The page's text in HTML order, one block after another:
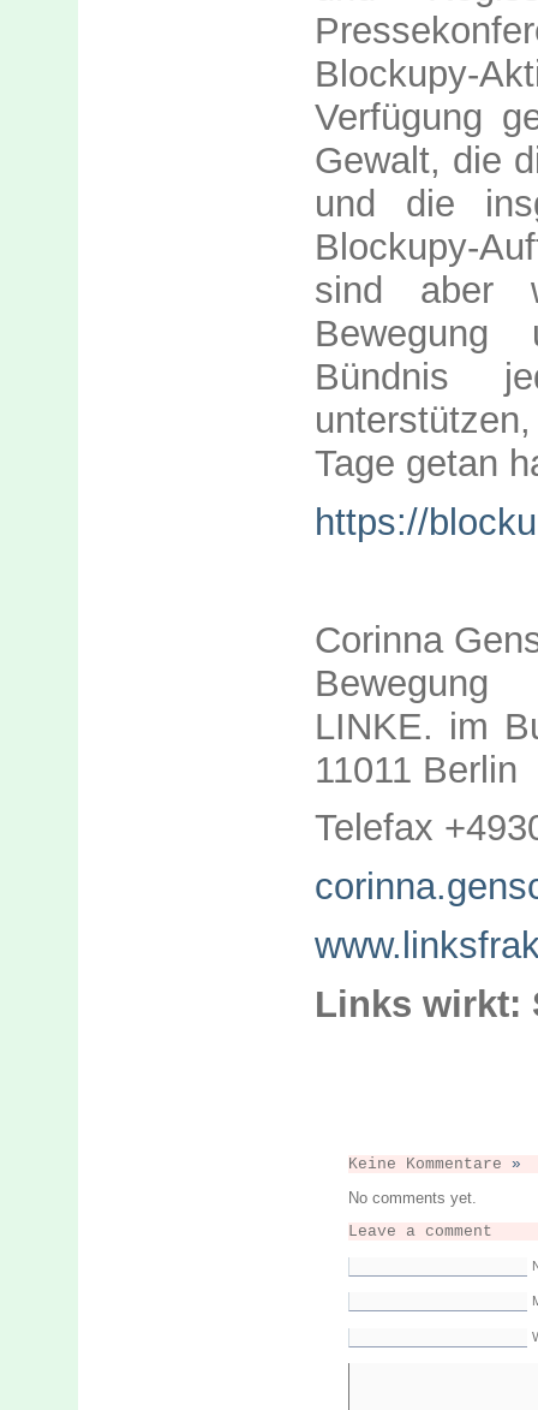
Verfügung
Gewalt, die
und die
Blockupy-
sind aber
Bündnis
Tage getan
https://
Corinna
LINKE. im
11011 Berlin
Telefax
Links wirkt:
Keine Kommentare »
No comments yet.
Leave a comment